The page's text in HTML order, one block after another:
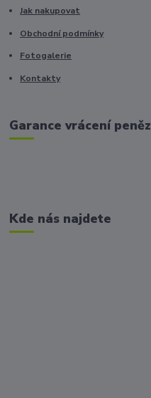
Jak nakupovat
Obchodní podmínky
Fotogalerie
Kontakty
Garance vrácení peněz
Kde nás najdete